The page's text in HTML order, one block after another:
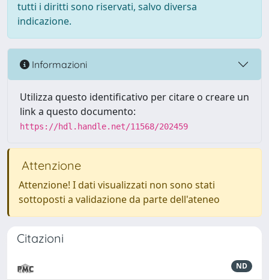
tutti i diritti sono riservati, salvo diversa
indicazione.
Informazioni
Utilizza questo identificativo per citare o creare un
link a questo documento:
https://hdl.handle.net/11568/202459
Attenzione
Attenzione! I dati visualizzati non sono stati
sottoposti a validazione da parte dell'ateneo
Citazioni
ND